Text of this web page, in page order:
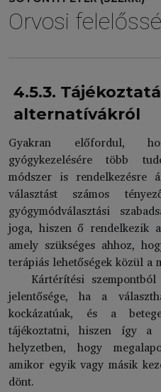
Orvosi
4.5.3.
alternatívákról
Gyakran előfordul,
gyógykezelésére több
módszer is
választást számos
gyógymódválasztási
joga, hiszen ő rendelkezik
amely szükséges ahhoz,
terápiás lehetőségek közül a
Kártérítési
jelentősége, ha a
kockázatúak, és a
tájékoztatni, hiszen így
helyzetben, hogy
amikor egyik vagy másik
dönt.